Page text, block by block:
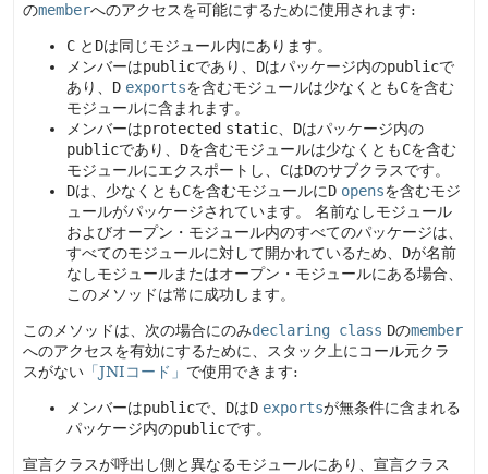
のmemberへのアクセスを可能にするために使用されます:
C と Dは同じモジュール内にあります。
メンバーはpublicであり、 Dはパッケージ内のpublicで
あり、 D exportsを含むモジュールは少なくともCを含む
モジュールに含まれます。
メンバーはprotected static Dはパッケージ内の
publicであり、 Dを含むモジュールは少なくともCを含む
モジュールにエクスポートし、 CはDのサブクラスです。
Dは、少なくともCを含むモジュールにD opensを含むモジ
ュールがパッケージされています。
名前なしモジュール
およびオープン・モジュール内のすべてのパッケージは、
すべてのモジュールに対して開かれているため、 Dが名前
なしモジュールまたはオープン・モジュールにある場合、
このメソッドは常に成功します。
このメソッドは、次の場合にのみdeclaring class Dのmember
へのアクセスを有効にするために、スタック上にコール元クラ
スがない 「JNIコード」 で使用できます:
メンバーはpublicで、 DはD exportsが無条件に含まれる
パッケージ内のpublicです。
宣言クラスが呼出し側と異なるモジュールにあり、宣言クラス